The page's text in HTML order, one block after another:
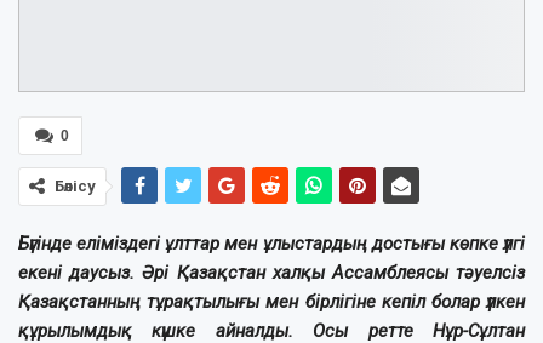
0
Бөлісу
Бүгінде еліміздегі ұлттар мен ұлыстардың достығы көпке үлгі
екені даусыз. Әрі Қазақстан халқы Ассамблеясы тәуелсіз
Қазақстанның тұрақтылығы мен бірлігіне кепіл болар үлкен
құрылымдық күшке айналды. Осы ретте Нұр-Сұлтан